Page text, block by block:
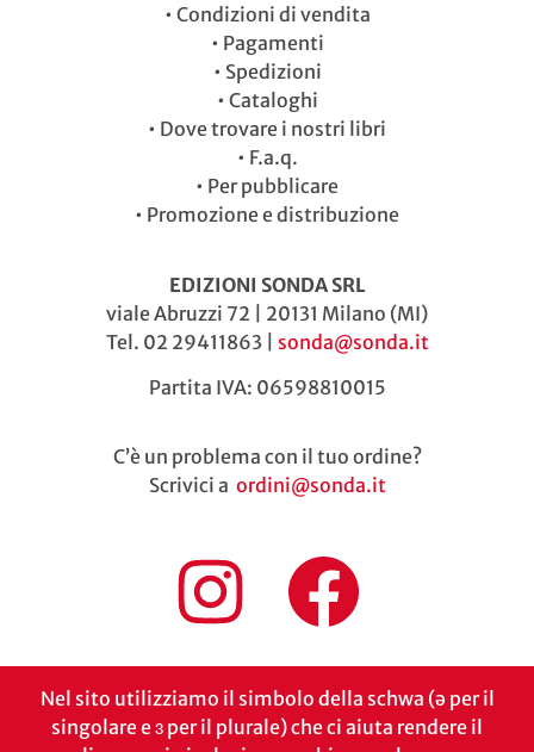
• Condizioni di vendita
• Pagamenti
• Spedizioni
• Cataloghi
• Dove trovare i nostri libri
• F.a.q.
• Per pubblicare
• Promozione e distribuzione
EDIZIONI SONDA SRL
viale Abruzzi 72 | 20131 Milano (MI)
Tel. 02 29411863 | sonda@sonda.it
Partita IVA: 06598810015
C’è un problema con il tuo ordine?
Scrivici a ordini@sonda.it
Nel sito utilizziamo il simbolo della schwa (ə per il
singolare e ɜ per il plurale) che ci aiuta rendere il